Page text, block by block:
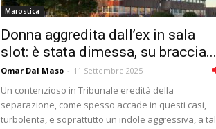
Marostica
Donna aggredita dall’ex in sala
slot: è stata dimessa, su braccia...
Omar Dal Maso - 11 Settembre 2025
Un contenzioso in Tribunale eredità della
separazione, come spesso accade in questi casi,
turbolenta, e soprattutto un'indole aggressiva, a tal